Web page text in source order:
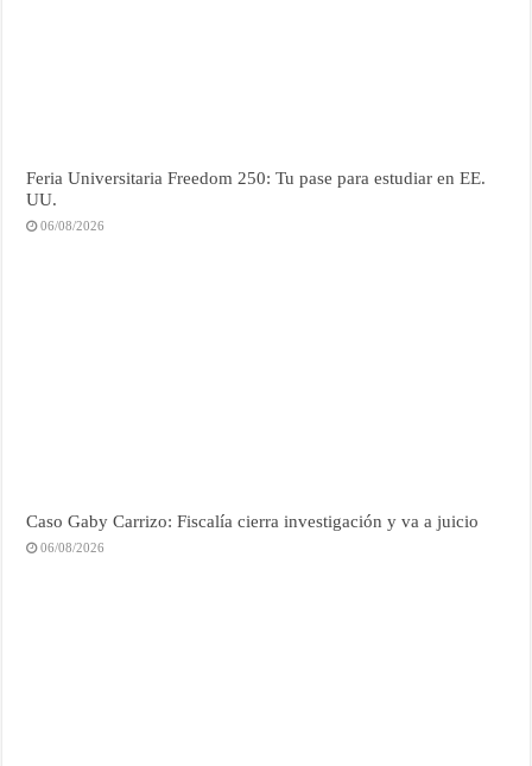
Feria Universitaria Freedom 250: Tu pase para estudiar en EE.
UU.
06/08/2026
Caso Gaby Carrizo: Fiscalía cierra investigación y va a juicio
06/08/2026